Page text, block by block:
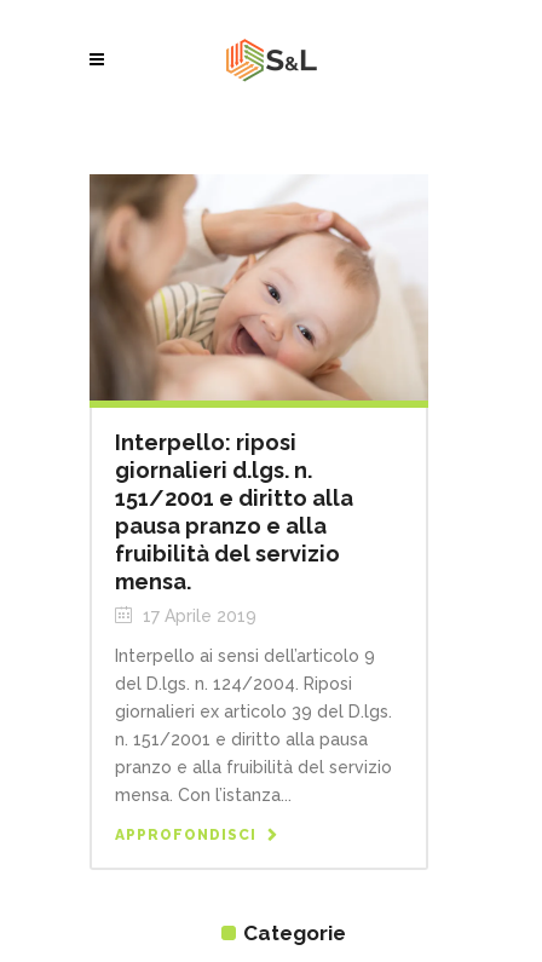
Interpello: riposi
giornalieri d.lgs. n.
151/2001 e diritto alla
pausa pranzo e alla
fruibilità del servizio
mensa.
17 Aprile 2019
Interpello ai sensi dell’articolo 9
del D.lgs. n. 124/2004. Riposi
giornalieri ex articolo 39 del D.lgs.
n. 151/2001 e diritto alla pausa
pranzo e alla fruibilità del servizio
mensa. Con l’istanza...
APPROFONDISCI
Categorie